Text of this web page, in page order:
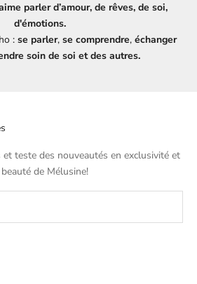
parler d’amour, de rêves, de soi,
d'émotions.
: se parler, se comprendre, échanger
soin de soi et des autres.
et teste des nouveautés en exclusivité et
de Mélusine!